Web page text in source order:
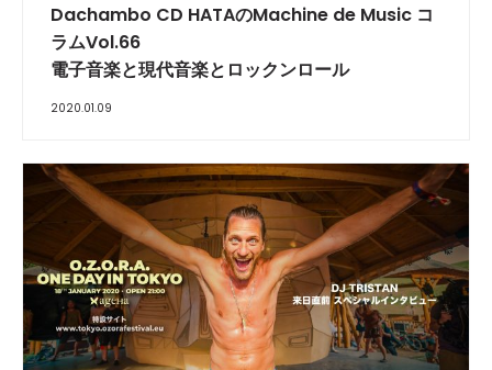
Dachambo CD HATAのMachine de Music コ
ラムVol.66
電子音楽と現代音楽とロックンロール
2020.01.09